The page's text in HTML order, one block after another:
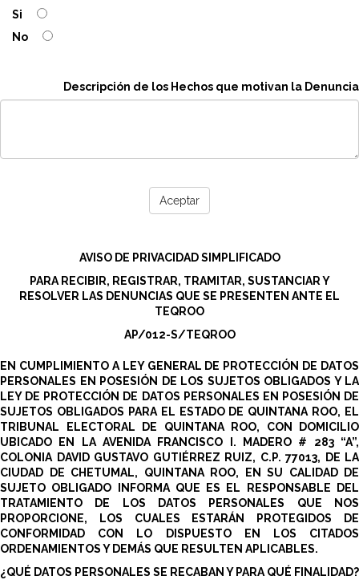
Si
No
Descripción de los Hechos que motivan la Denuncia
Aceptar
AVISO DE PRIVACIDAD SIMPLIFICADO
PARA RECIBIR, REGISTRAR, TRAMITAR, SUSTANCIAR Y
RESOLVER LAS DENUNCIAS QUE SE PRESENTEN ANTE EL
TEQROO
AP/012-S/TEQROO
EN CUMPLIMIENTO A LEY GENERAL DE PROTECCIÓN DE DATOS
PERSONALES EN POSESIÓN DE LOS SUJETOS OBLIGADOS Y LA
LEY DE PROTECCIÓN DE DATOS PERSONALES EN POSESIÓN DE
SUJETOS OBLIGADOS PARA EL ESTADO DE QUINTANA ROO, EL
TRIBUNAL ELECTORAL DE QUINTANA ROO, CON DOMICILIO
UBICADO EN LA AVENIDA FRANCISCO I. MADERO # 283 “A”,
COLONIA DAVID GUSTAVO GUTIÉRREZ RUIZ, C.P. 77013, DE LA
CIUDAD DE CHETUMAL, QUINTANA ROO, EN SU CALIDAD DE
SUJETO OBLIGADO INFORMA QUE ES EL RESPONSABLE DEL
TRATAMIENTO DE LOS DATOS PERSONALES QUE NOS
PROPORCIONE, LOS CUALES ESTARÁN PROTEGIDOS DE
CONFORMIDAD CON LO DISPUESTO EN LOS CITADOS
ORDENAMIENTOS Y DEMÁS QUE RESULTEN APLICABLES.
¿QUÉ DATOS PERSONALES SE RECABAN Y PARA QUÉ FINALIDAD?